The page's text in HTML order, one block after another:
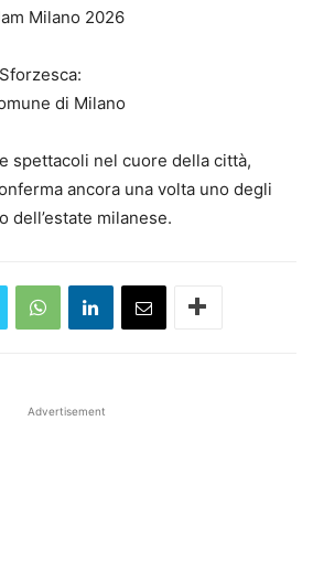
Milano 2026
di Milano
spettacoli nel cuore della città,
ancora una volta uno degli
dell’estate milanese.
Advertisement